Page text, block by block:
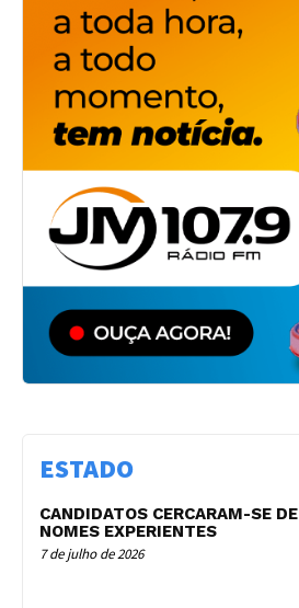
ESTADO
CANDIDATOS CERCARAM-SE DE
NOMES EXPERIENTES
7 de julho de 2026